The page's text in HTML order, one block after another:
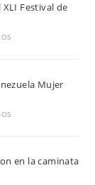
Festival de
Mujer
en la caminata